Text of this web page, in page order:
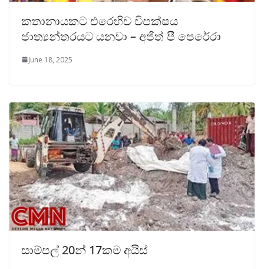
කතානායකට එරෙහිව විපක්ෂය
ජාත්‍යන්තරයට යනවා – අජිත් පී පෙරේරා
June 18, 2025
සාම්පල් 20න් 17කම අයිස්